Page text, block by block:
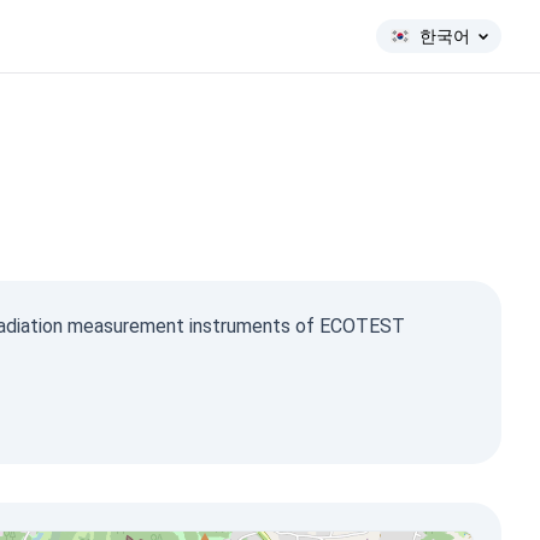
한국어
measurement instruments of ECOTEST